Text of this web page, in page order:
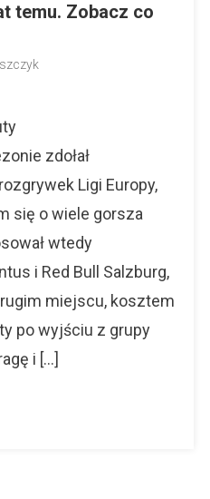
temu. Zobacz co
zdołał
Ligi Europy,
się o wiele gorsza
wtedy
i Red Bull Salzburg,
miejscu, kosztem
po wyjściu z grupy
i […]